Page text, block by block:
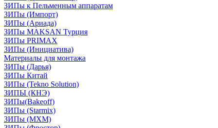
ЗИПы к Пельменным аппаратам
ЗИПы (Импорт)
ЗИПы (Ариада)
ЗИПы MAKSAN Турция
ЗИПы PRIMAX
ЗИПы (Инициатива)
Материалы для монтажа
ЗИПы (Дарья)
ЗИПы Китай
ЗИПы (Tekno Solution)
ЗИПЫ (КНЭ)
ЗИПы(Bakeoff)
ЗИПы (Starmix)
ЗИПы (МХМ)